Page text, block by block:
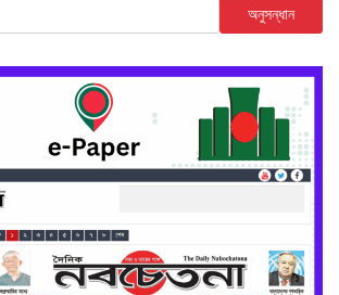
অনুসন্ধান